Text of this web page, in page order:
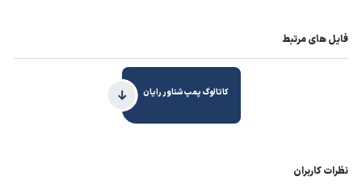
فایل های مرتبط
کاتالوگ پمپ شناور رایان
نظرات کاربران